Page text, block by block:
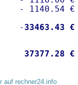
- 1140.54 €
- 33463.43 €
37377.28 €
auf rechner24.info